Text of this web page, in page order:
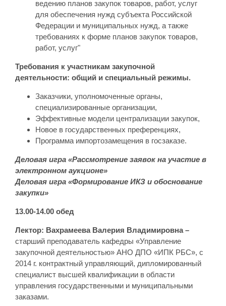
ведению планов закупок товаров, работ, услуг
для обеспечения нужд субъекта Российской
Федерации и муниципальных нужд, а также
требованиях к форме планов закупок товаров,
работ, услуг"
Требования к участникам закупочной
деятельности: общий и специальный режимы.
Заказчики, уполномоченные органы,
специализированные организации,
Эффективные модели централизации закупок,
Новое в государственных преференциях,
Программа импортозамещения в госзаказе.
Деловая игра «Рассмотрение заявок на участие в
электронном аукционе»
Деловая игра «Формирование ИКЗ и обоснование
закупки»
13.00-14.00 обед
Лектор: Вахрамеева Валерия Владимировна –
старший преподаватель кафедры «Управление
закупочной деятельностью» АНО ДПО «ИПК РБС», с
2014 г. контрактный управляющий, дипломированный
специалист высшей квалификации в области
управления государственными и муниципальными
заказами.